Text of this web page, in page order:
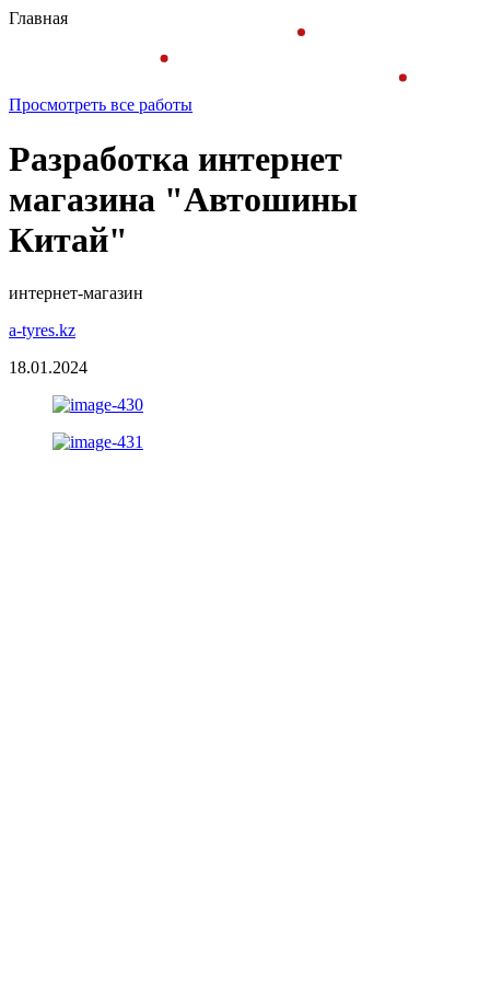
Главная
Просмотреть все работы
Разработка интернет
магазина "Автошины
Китай"
интернет-магазин
a-tyres.kz
18.01.2024